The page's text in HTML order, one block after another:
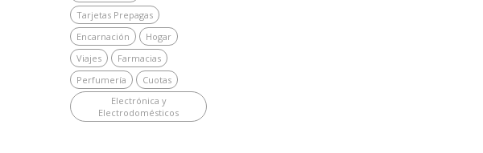
Tarjetas Prepagas
Encarnación
Hogar
Viajes
Farmacias
Perfumería
Cuotas
Electrónica y
Electrodomésticos